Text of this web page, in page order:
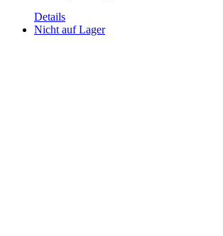
Details
Nicht auf Lager